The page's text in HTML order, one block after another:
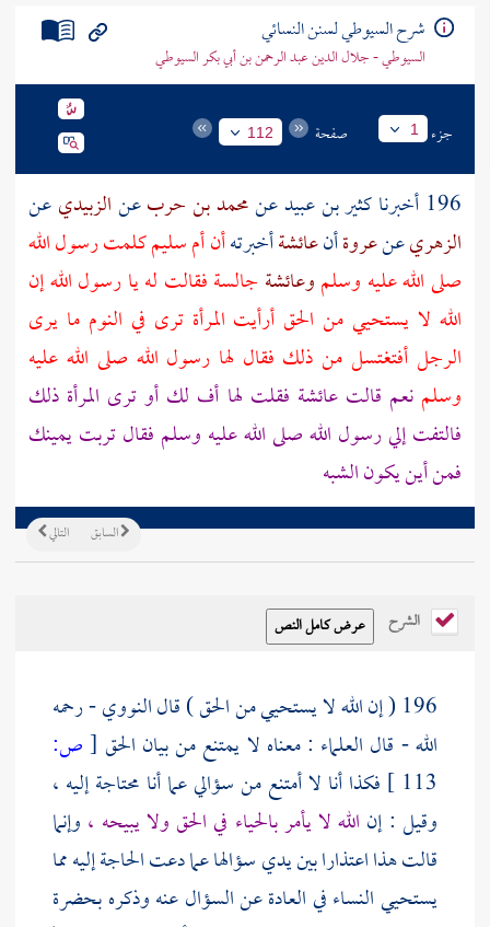
شرح السيوطي لسنن النسائي
السيوطي - جلال الدين عبد الرحمن بن أبي بكر السيوطي
جزء 1 صفحة 112
196 أخبرنا كثير بن عبيدعنمحمد بن حربعنالزبيديعن
الزهريعنعروةأنعائشةأخبرتهأنأم سليمكلمت رسول الله
صلى الله عليه وسلموعائشة جالسة فقالت له يا رسول الله إن
الله لا يستحيي من الحق أرأيت المرأة ترى في النوم ما يرى
الرجل أفتغتسل من ذلك فقال لها رسول الله صلى الله عليه
وسلمنعم قالتعائشة فقلت لها أف لك أو ترى المرأة ذلك
فالتفت إلي رسول الله صلى الله عليه وسلم فقال تربت يمينك
فمن أين يكون الشبه
التالي السابق
الشرح
196 ( إن الله لا يستحيي من الحق ) قال النووي- رحمه
الله - قال العلماء : معناه لا يمتنع من بيان الحق [ص:
113 ] فكذا أنا لا أمتنع من سؤالي عما أنا محتاجة إليه ،
وقيل : إن الله لا يأمر بالحياء في الحق ولا يبيحه ، وإنما
قالت هذا اعتذارا بين يدي سؤالها عما دعت الحاجة إليه مما
يستحيي النساء في العادة عن السؤال عنه وذكره بحضرة